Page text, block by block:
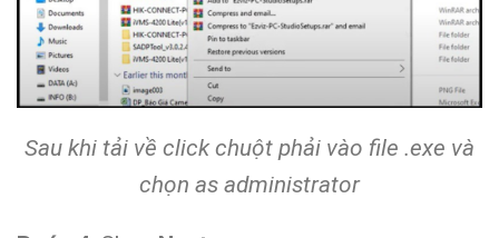
Sau khi tải về click chuột phải vào file .exe và
chọn as administrator